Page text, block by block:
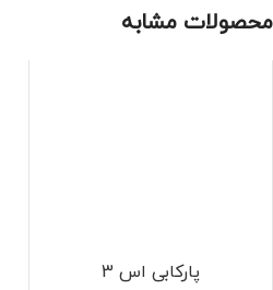
محصولات مشابه
پارکابی اس 3